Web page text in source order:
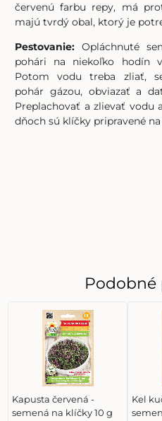
červenú farbu repy, má
majú tvrdý obal, ktorý je
Pestovanie: Opláchnuté
pohári na niekoľko hodín
Potom vodu treba zliať,
pohár gázou, obviazať a
Preplachovať a zlievať vodu
dňoch sú klíčky pripravené
Kapusta červená -
semená na klíčky 10 g
Kel